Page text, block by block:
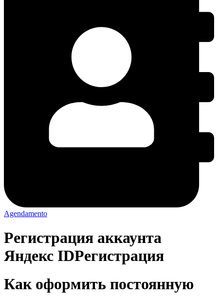
Agendamento
Регистрация аккаунта
Яндекс IDРегистрация
Как оформить постоянную